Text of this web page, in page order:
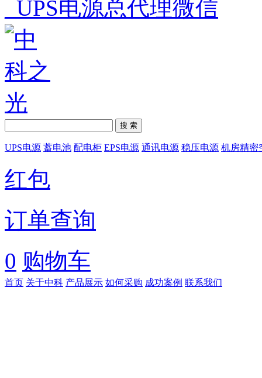
搜 索
UPS电源 蓄电池 配电柜 EPS电源 通讯电源 稳压电源 机房精密
红包
订单查询
0 购物车
首页 关于中科 产品展示 如何采购 成功案例 联系我们